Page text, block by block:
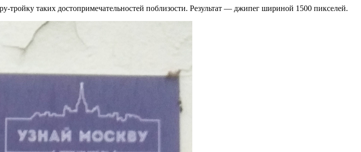
тройку таких достопримечательностей поблизости. Результат — джипег шириной 1500 пикселей.